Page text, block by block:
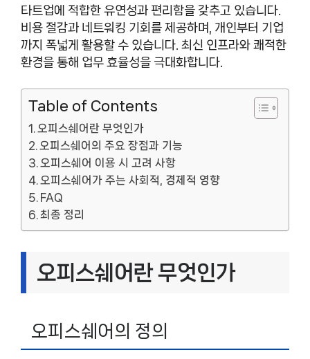
타트업에 적합한 유연성과 편리함을 갖추고 있습니다.
비용 절감과 네트워킹 기회를 제공하며, 개인부터 기업
까지 폭넓게 활용할 수 있습니다. 최신 인프라와 쾌적한
환경을 통해 업무 효율성을 극대화합니다.
Table of Contents
오피스쉐어란 무엇인가
오피스쉐어의 주요 장점과 기능
오피스쉐어 이용 시 고려 사항
오피스쉐어가 주는 사회적, 경제적 영향
FAQ
최종 정리
오피스쉐어란 무엇인가
오피스쉐어의 정의